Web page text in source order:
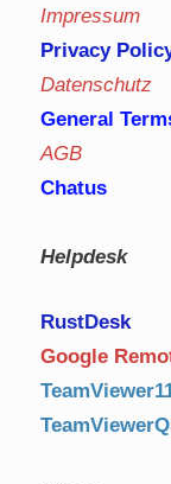
Impressum
Privacy
Datenschutz
General
AGB
Chatus
Helpdesk
RustDesk
Google